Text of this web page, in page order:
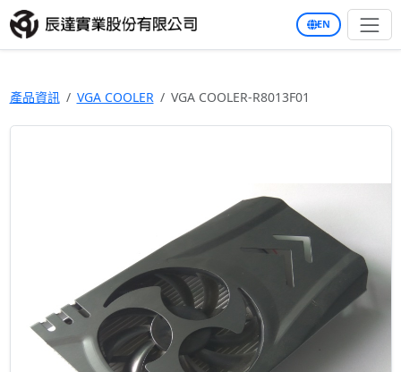
EN
產品資訊 VGA COOLER VGA COOLER-R8013F01